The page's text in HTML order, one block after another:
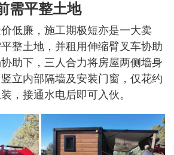
需平整土地
低廉，施工期极短亦是一大卖
整土地，并租用伸缩臂叉车协助
助下，三人合力将房屋两侧墙身
立内部隔墙及安装门窗，仅花约
，接通水电后即可入伙。